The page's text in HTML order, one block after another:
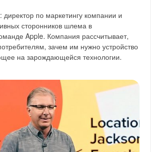
: директор по маркетингу компании и
сторонников шлема в
Apple. Компания рассчитывает,
зачем им нужно устройство
на зарождающейся технологии.